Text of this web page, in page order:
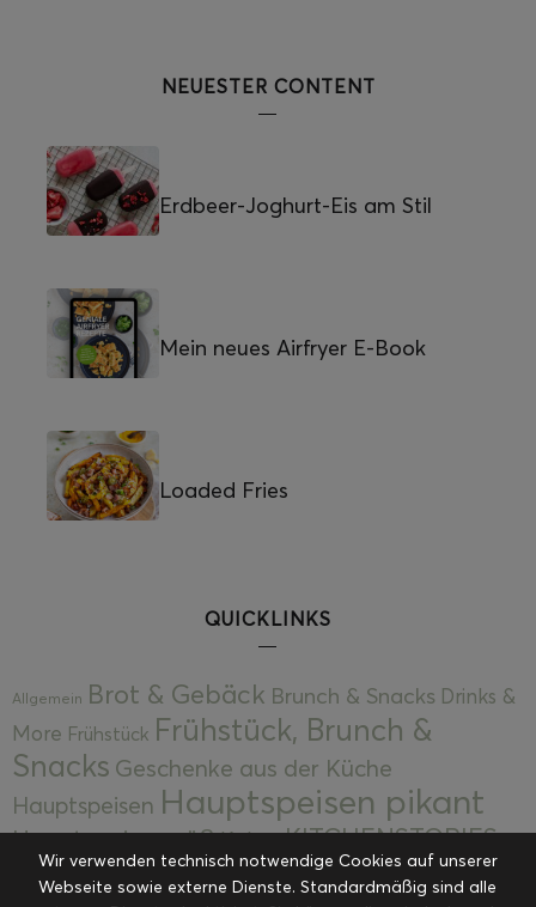
NEUESTER CONTENT
Erdbeer-Joghurt-Eis am Stil
Mein neues Airfryer E-Book
Loaded Fries
QUICKLINKS
Allgemein Brot & Gebäck Brunch & Snacks Drinks &
More Frühstück Frühstück, Brunch &
Snacks Geschenke aus der Küche
Hauptspeisen Hauptspeisen pikant
Hauptspeisen süßKekseKITCHENSTORIES
Kuchen, Torten & Desserts Kuchen und
Wir verwenden technisch notwendige Cookies auf unserer
Webseite sowie externe Dienste. Standardmäßig sind alle